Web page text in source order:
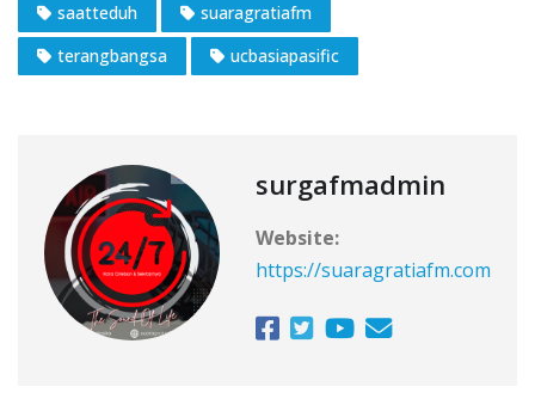
saatteduh
suaragratiafm
terangbangsa
ucbasiapasific
surgafmadmin
Website:
https://suaragratiafm.com